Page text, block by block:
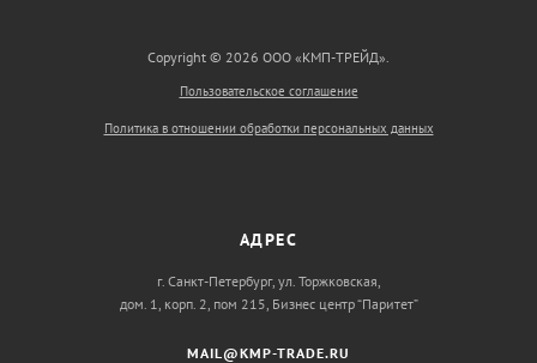
Copyright © 2026 ООО «КМП-ТРЕЙД».
Пользовательское соглашение
Политика в отношении обработки персональных данных
АДРЕС
г. Санкт-Петербург, ул. Торжковская,
дом. 1, корп. 2, пом 215, Бизнес центр “Паритет”
MAIL@KMP-TRADE.RU